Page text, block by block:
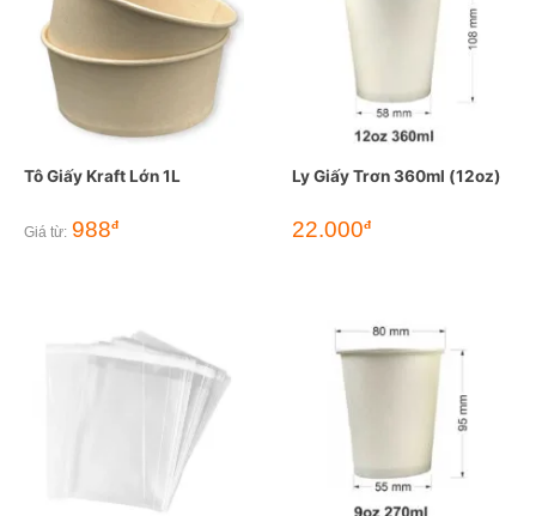
Tô Giấy Kraft Lớn 1L
Giá từ: 988đ
Ly Giấy Trơn 360ml (12oz)
22.000đ